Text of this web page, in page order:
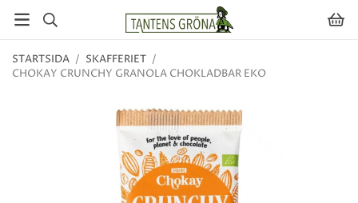
STARTSIDA / SKAFFERIET /
CHOKAY CRUNCHY GRANOLA CHOKLADBAR EKO